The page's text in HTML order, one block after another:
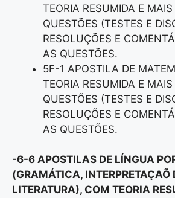
TEORIA RESUMIDA E
QUESTÕES (TESTES E
RESOLUÇÕES E
AS QUESTÕES.
5F-1 APOSTILA DE
TEORIA RESUMIDA E
QUESTÕES (TESTES E
RESOLUÇÕES E
AS QUESTÕES.
-6-6 APOSTILAS DE LÍNGUA
(GRAMÁTICA, INTERPRETAÇAÕ
LITERATURA), COM TEORIA